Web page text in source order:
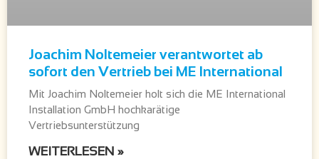
Joachim Noltemeier verantwortet ab
sofort den Vertrieb bei ME International
Mit Joachim Noltemeier holt sich die ME International
Installation GmbH hochkarätige
Vertriebsunterstützung
WEITERLESEN »